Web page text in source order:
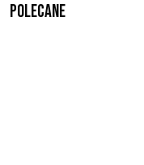
Polecane